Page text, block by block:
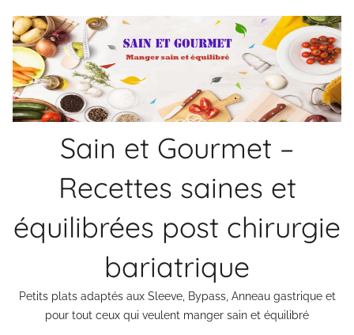
au
contenu
Sain et Gourmet –
Recettes saines et
équilibrées post chirurgie
bariatrique
Petits plats adaptés aux Sleeve, Bypass, Anneau gastrique et
pour tout ceux qui veulent manger sain et équilibré